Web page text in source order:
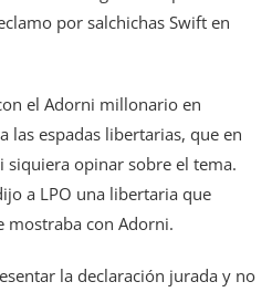
por salchichas Swift en
el Adorni millonario en
las espadas libertarias, que en
siquiera opinar sobre el tema.
a LPO una libertaria que
mostraba con Adorni.
la declaración jurada y no